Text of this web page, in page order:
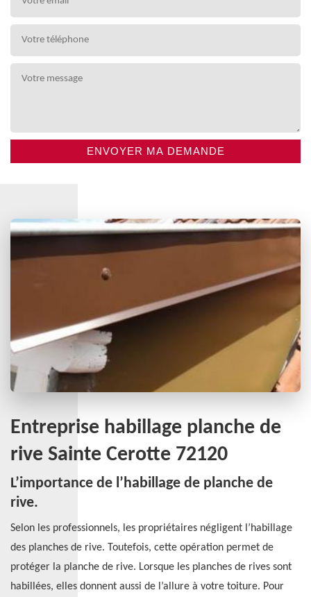
Entreprise habillage planche de
rive Sainte Cerotte 72120
L’importance de l’habillage de planche de
rive.
Selon les professionnels, les propriétaires négligent l’habillage
des planches de rive. Toutefois, cette opération permet de
protéger la planche de rive. Lorsque les planches de rives sont
habillées, elles donnent aussi de l’allure à votre toiture. Pour